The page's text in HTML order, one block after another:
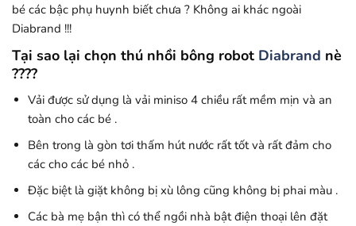
bé các bậc phụ huynh biết chưa ? Không ai khác ngoài
Diabrand !!!
Tại sao lại chọn thú nhồi bông robot Diabrand nè
????
Vải được sử dụng là vải miniso 4 chiều rất mềm mịn và an
toàn cho các bé .
Bên trong là gòn tơi thấm hút nước rất tốt và rất đảm cho
các cho các bé nhỏ .
Đặc biệt là giặt không bị xù lông cũng không bị phai màu .
Các bà mẹ bận thì có thể ngồi nhà bật điện thoại lên đặt